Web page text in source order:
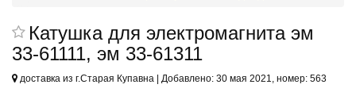
Катушка для электромагнита эм
33-61111, эм 33-61311
доставка из г.Старая Купавна | Добавлено: 30 мая 2021, номер: 563